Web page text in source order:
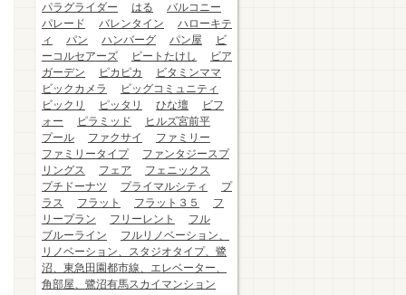
パラグライダー
はる
バルコニー
パレード
バレンタイン
ハローキテ
ィ
パン ハンバーグ パン屋
ビ
ーコルセアーズ
ビートたけし
ビア
ガーデン
ピカピカ
ビタミンママ
ビックカメラ
ビッグコミュニティ
ビックリ
ピッタリ ひな壇
ビフ
ォー
ピラミッド
ヒルズ宮前平
プール
ファクサイ
ファミリー
ファミリータイプ
ファンタジースプ
リングス
フェア
フェニックス
プチドーナツ
プライマルシティ
プ
ラス
フラット フラット３５
フ
リープラン
フリーレント
フル
ブルーライン
フルリノベーション、
リノベーション、スタジオタイプ、鷺
沼、東急田園都市線、エレベーター、
角部屋、鷺沼有馬スカイマンション